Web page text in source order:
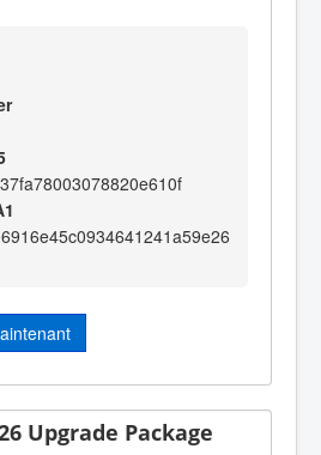
Upgrade Package